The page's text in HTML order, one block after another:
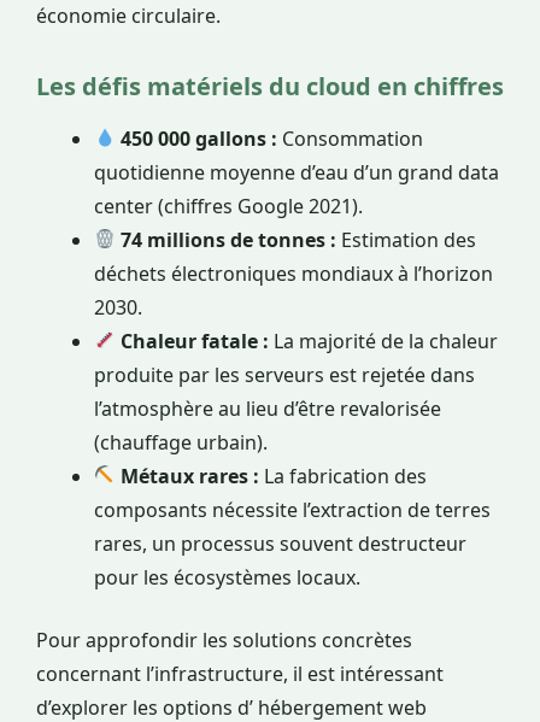
économie circulaire.
Les défis matériels du cloud en chiffres
450 000 gallons : Consommation
quotidienne moyenne d’eau d’un grand data
center (chiffres Google 2021).
74 millions de tonnes : Estimation des
déchets électroniques mondiaux à l’horizon
2030.
Chaleur fatale : La majorité de la chaleur
produite par les serveurs est rejetée dans
l’atmosphère au lieu d’être revalorisée
(chauffage urbain).
Métaux rares : La fabrication des
composants nécessite l’extraction de terres
rares, un processus souvent destructeur
pour les écosystèmes locaux.
Pour approfondir les solutions concrètes
concernant l’infrastructure, il est intéressant
d’explorer les options d’ hébergement web